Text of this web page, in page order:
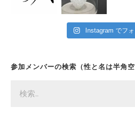
Instagram でフ
参加メンバーの検索（性と名は半角空
索: